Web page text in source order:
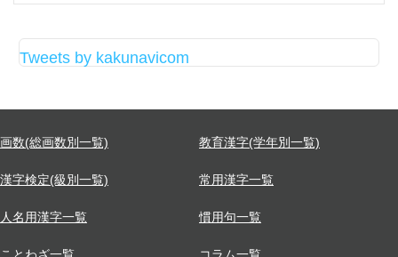
Tweets by kakunavicom
画数(総画数別一覧) 教育漢字(学年別一覧)
漢字検定(級別一覧) 常用漢字一覧
人名用漢字一覧 慣用句一覧